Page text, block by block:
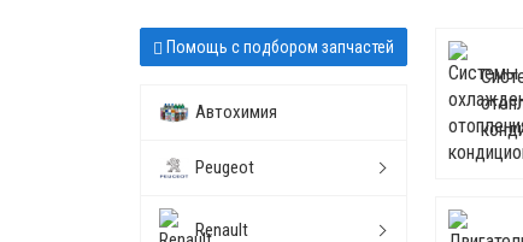
Помощь с подбором запчастей
Автохимия
Peugeot
Renault